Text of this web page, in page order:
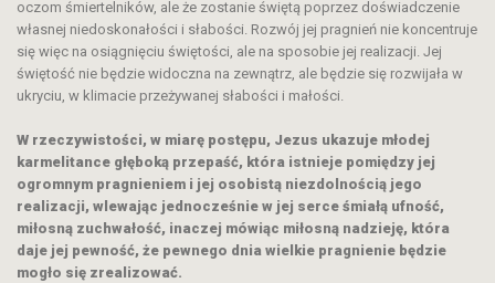
oczom śmiertelników, ale że zostanie świętą poprzez doświadczenie
własnej niedoskonałości i słabości. Rozwój jej pragnień nie koncentruje
się więc na osiągnięciu świętości, ale na sposobie jej realizacji. Jej
świętość nie będzie widoczna na zewnątrz, ale będzie się rozwijała w
ukryciu, w klimacie przeżywanej słabości i małości.
W rzeczywistości, w miarę postępu, Jezus ukazuje młodej
karmelitance głęboką przepaść, która istnieje pomiędzy jej
ogromnym pragnieniem i jej osobistą niezdolnością jego
realizacji, wlewając jednocześnie w jej serce śmiałą ufność,
miłosną zuchwałość, inaczej mówiąc miłosną nadzieję, która
daje jej pewność, że pewnego dnia wielkie pragnienie będzie
mogło się zrealizować.